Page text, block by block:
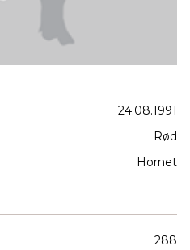
24.08.1991
Rød
Hornet
288